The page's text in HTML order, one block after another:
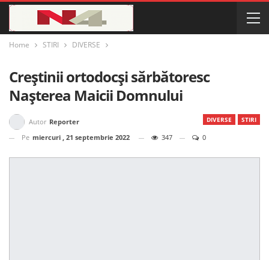
Home STIRI DIVERSE
Creștinii ortodocși sărbătoresc
Nașterea Maicii Domnului
DIVERSE STIRI
Autor Reporter
Pe miercuri , 21 septembrie 2022 347 0